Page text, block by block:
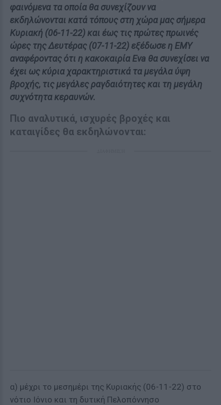
φαινόμενα τα οποία θα συνεχίζουν να
εκδηλώνονται κατά τόπους στη χώρα μας σήμερα
Κυριακή (06-11-22) και έως τις πρώτες πρωινές
ώρες της Δευτέρας (07-11-22) εξέδωσε η ΕΜΥ
αναφέροντας ότι η κακοκαιρία Eva θα συνεχίσει να
έχει ως κύρια χαρακτηριστικά τα μεγάλα ύψη
βροχής, τις μεγάλες ραγδαιότητες και τη μεγάλη
συχνότητα κεραυνών.
Πιο αναλυτικά, ισχυρές βροχές και
καταιγίδες θα εκδηλώνονται:
α) μέχρι το μεσημέρι της Κυριακής (06-11-22) στο
νότιο Ιόνιο και τη δυτική Πελοπόννησο